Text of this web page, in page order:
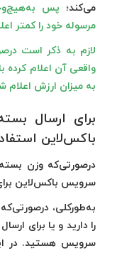
می‌کند؛
مرسوله خود را کمتر
لازم به ذکر است
واقعی آن اعلام
به میزان ارزش
برای ارسال
باکس‌لاین
درصورتی‌که وزن
سرویس باکس‌لاین
را دارید و یا برای